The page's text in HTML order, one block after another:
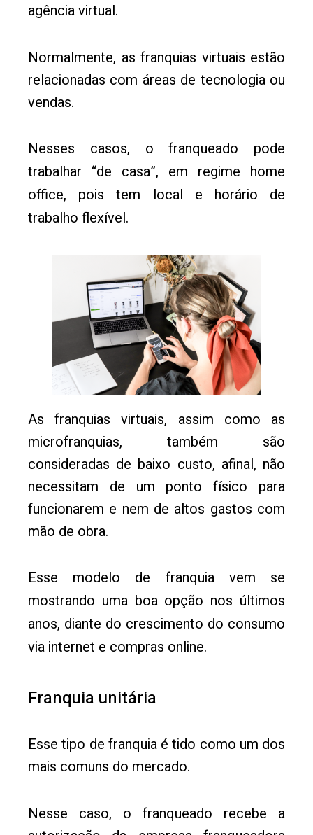
agência virtual.
Normalmente, as franquias virtuais estão
relacionadas com áreas de tecnologia ou
vendas.
Nesses casos, o franqueado pode
trabalhar “de casa”, em regime home
office, pois tem local e horário de
trabalho flexível.
As franquias virtuais, assim como as
microfranquias, também são
consideradas de baixo custo, afinal, não
necessitam de um ponto físico para
funcionarem e nem de altos gastos com
mão de obra.
Esse modelo de franquia vem se
mostrando uma boa opção nos últimos
anos, diante do crescimento do consumo
via internet e compras online.
Franquia unitária
Esse tipo de franquia é tido como um dos
mais comuns do mercado.
Nesse caso, o franqueado recebe a